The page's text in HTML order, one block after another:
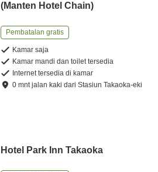
(Manten Hotel Chain)
Pembatalan gratis
Kamar saja
Kamar mandi dan toilet tersedia
Internet tersedia di kamar
0 mntjalan kaki dariStasiun Takaoka-eki
Hotel Park Inn Takaoka